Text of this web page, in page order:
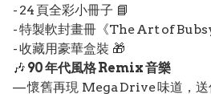
- 24 頁全彩小冊子 📘
- 特製軟封畫冊《The Art of
- 收藏用豪華盒裝 🎁
🎶 90 年代風格 Remix 音樂
— 懷舊再現 Mega Drive 味道，